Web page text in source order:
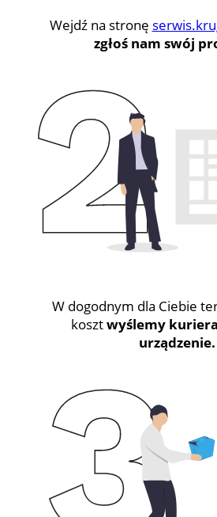
Wejdź na stronę
zgłoś nam swój
W dogodnym dla Ciebie
kosztwyślemy
urządzenie.